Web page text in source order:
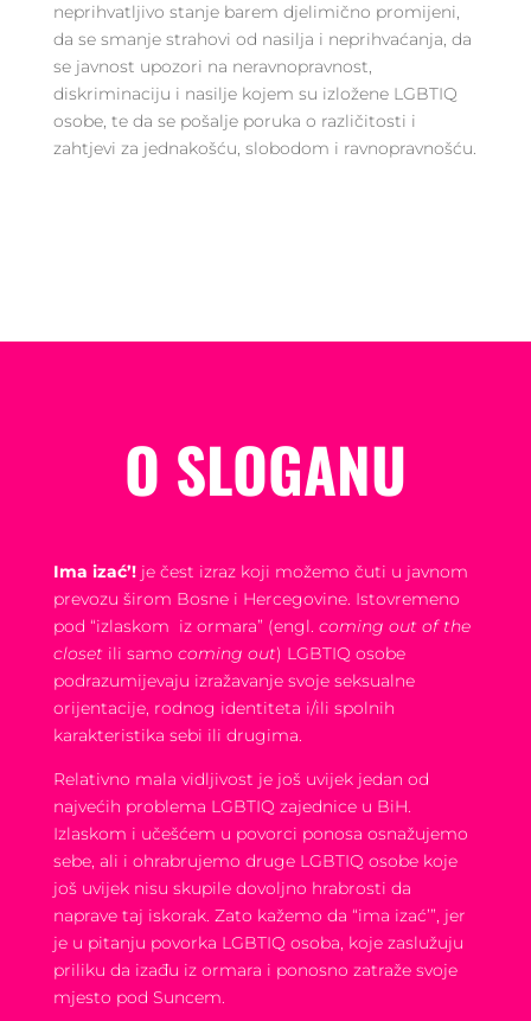
neprihvatljivo stanje barem djelimično promijeni,
da se smanje strahovi od nasilja i neprihvaćanja, da
se javnost upozori na neravnopravnost,
diskriminaciju i nasilje kojem su izložene LGBTIQ
osobe, te da se pošalje poruka o različitosti i
zahtjevi za jednakošću, slobodom i ravnopravnošću.
O SLOGANU
Ima izać’!je čest izraz koji možemo čuti u javnom
prevozu širom Bosne i Hercegovine. Istovremeno
pod “izlaskom iz ormara” (engl. coming out of the
closetili samo coming out) LGBTIQ osobe
podrazumijevaju izražavanje svoje seksualne
orijentacije, rodnog identiteta i/ili spolnih
karakteristika sebi ili drugima.
Relativno mala vidljivost je još uvijek jedan od
najvećih problema LGBTIQ zajednice u BiH.
Izlaskom i učešćem u povorci ponosa osnažujemo
sebe, ali i ohrabrujemo druge LGBTIQ osobe koje
još uvijek nisu skupile dovoljno hrabrosti da
naprave taj iskorak. Zato kažemo da “ima izać’”, jer
je u pitanju povorka LGBTIQ osoba, koje zaslužuju
priliku da izađu iz ormara i ponosno zatraže svoje
mjesto pod Suncem.